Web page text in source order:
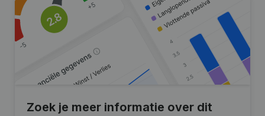
Zoek je meer informatie over dit